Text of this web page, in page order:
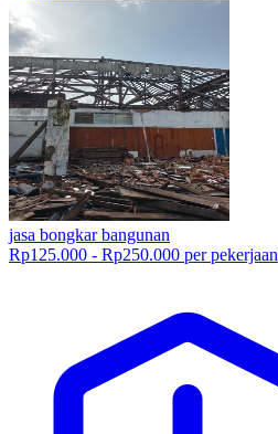
jasa bongkar bangunan
Rp125.000 - Rp250.000 per pekerjaan